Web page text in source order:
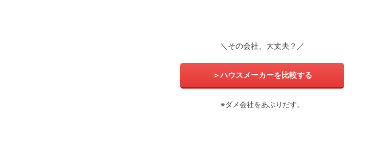
＼その会社、大丈夫？／
＞ハウスメーカーを比較する
※ダメ会社をあぶりだす。